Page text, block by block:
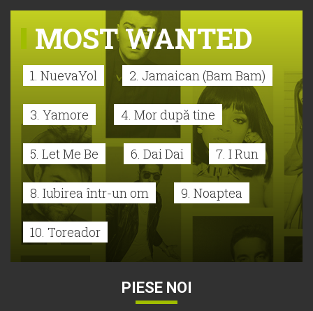
MOST WANTED
1. NuevaYol 2. Jamaican (Bam Bam)
3. Yamore 4. Mor după tine
5. Let Me Be 6. Dai Dai 7. I Run
8. Iubirea într-un om 9. Noaptea
10. Toreador
PIESE NOI